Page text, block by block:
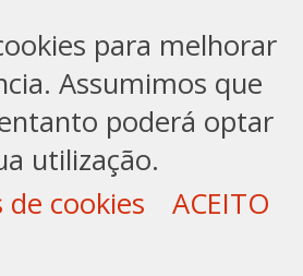
para melhorar
Assumimos que
poderá optar
utilização.
de cookies
ACEITO